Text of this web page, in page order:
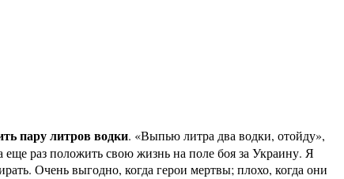
пару литров водки. «Выпью литра два водки, отойду»,
еще раз положить свою жизнь на поле боя за Украину. Я
Очень выгодно, когда герои мертвы; плохо, когда они